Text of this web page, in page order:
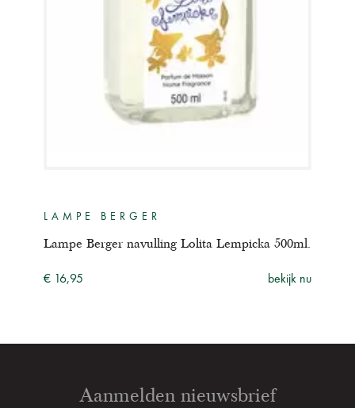
LAMPE BERGER
Lampe Berger navulling Lolita Lempicka 500ml.
€ 16,95 bekijk nu
Aanmelden nieuwsbrief